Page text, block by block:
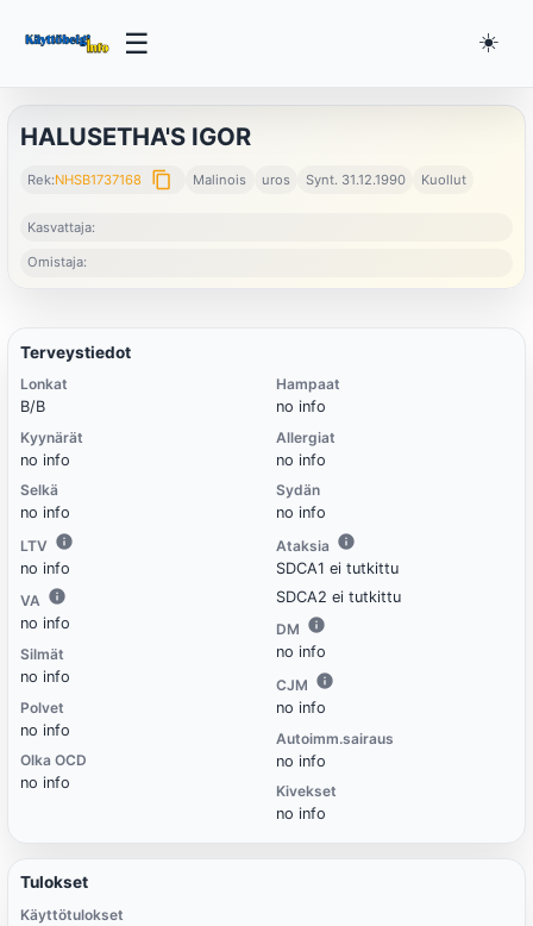
☰ ☀️
HALUSETHA'S IGOR
Rek:NHSB1737168 content_copy Malinois uros Synt. 31.12.1990 Kuollut
Kasvattaja:
Omistaja:
Terveystiedot
Lonkat
B/B
Kyynärät
no info
Selkä
no info
LTV
no info
VA
no info
Silmät
no info
Polvet
no info
Olka OCD
no info
Hampaat
no info
Allergiat
no info
Sydän
no info
Ataksia
SDCA1 ei tutkittu
SDCA2 ei tutkittu
DM
no info
CJM
no info
Autoimm.sairaus
no info
Kivekset
no info
Tulokset
Käyttötulokset